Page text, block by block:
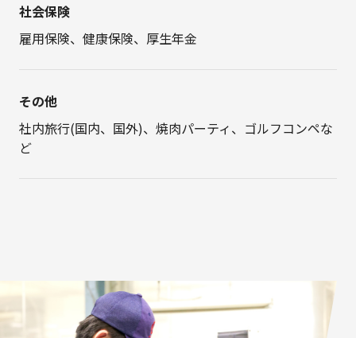
社会保険
雇用保険、健康保険、厚生年金
その他
社内旅行(国内、国外)、焼肉パーティ、ゴルフコンペな
ど